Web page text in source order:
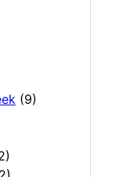
(9)